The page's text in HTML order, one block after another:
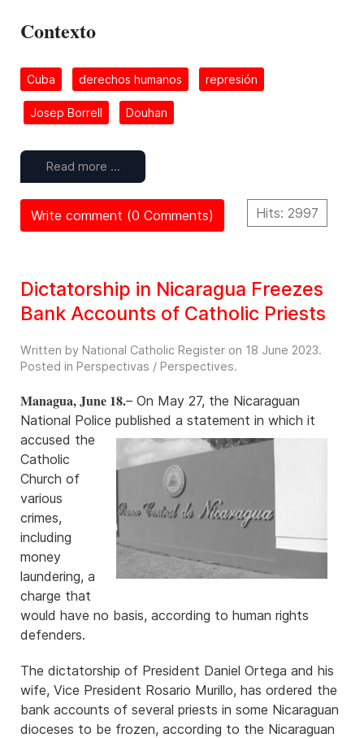
Contexto
Cuba derechos humanos represión
Josep Borrell Douhan
Read more …
Hits: 2997
Write comment (0 Comments)
Dictatorship in Nicaragua Freezes
Bank Accounts of Catholic Priests
Written by National Catholic Register on 18 June 2023.
Posted in Perspectivas / Perspectives.
Managua, June 18.– On May 27, the Nicaraguan
National Police published a statement in which it
accused the
Catholic
Church of
various
crimes,
including
money
laundering, a
charge that
would have no basis, according to human rights
defenders.
The dictatorship of President Daniel Ortega and his
wife, Vice President Rosario Murillo, has ordered the
bank accounts of several priests in some Nicaraguan
dioceses to be frozen, according to the Nicaraguan